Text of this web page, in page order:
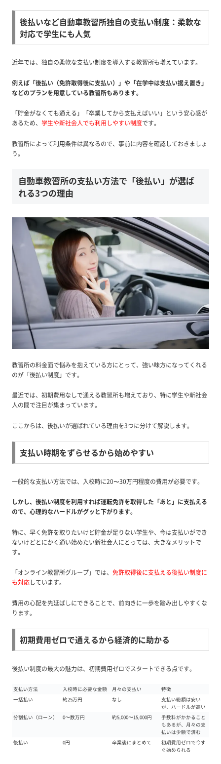
後払いなど自動車教習所独自の支払い制度：柔軟な
対応で学生にも人気
近年では、独自の柔軟な支払い制度を導入する教習所も増えています。
例えば「後払い（免許取得後に支払い）」や「在学中は支払い据え置き」
などのプランを用意している教習所もあります。
「貯金がなくても通える」「卒業してから支払えばいい」という安心感が
あるため、 学生や新社会人でも利用しやすい制度です。
教習所によって利用条件は異なるので、事前に内容を確認しておきましょ
う。
自動車教習所の支払い方法で「後払い」が選ば
れる3つの理由
教習所の料金面で悩みを抱えている方にとって、強い味方になってくれる
のが「後払い制度」です。
最近では、初期費用なしで通える教習所も増えており、特に学生や新社会
人の間で注目が集まっています。
ここからは、後払いが選ばれている理由を3つに分けて解説します。
支払い時期をずらせるから始めやすい
一般的な支払い方法では、入校時に20〜30万円程度の費用が必要です。
しかし、後払い制度を利用すれば運転免許を取得した「あと」に支払える
ので、心理的なハードルがグッと下がります。
特に、早く免許を取りたいけど貯金が足りない学生や、今は支払いができ
ないけどとにかく通い始めたい新社会人にとっては、大きなメリットで
す。
「オンライン教習所グループ」では、 免許取得後に支払える後払い制度に
も対応しています。
費用の心配を先延ばしにできることで、前向きに一歩を踏み出しやすくな
ります。
初期費用ゼロで通えるから経済的に助かる
後払い制度の最大の魅力は、初期費用ゼロでスタートできる点です。
支払い方法 入校時に必要な金額 月々の支払い
特徴
一括払い
約25万円 なし
支払い総額は安い
が、ハードルが高い
分割払い（ローン）
0〜数万円 約5,000〜15,000円
手数料がかかること
もあるが、月々の支
払いは少額で済む
後払い
0円 卒業後にまとめて
初期費用ゼロで今す
ぐ始められる